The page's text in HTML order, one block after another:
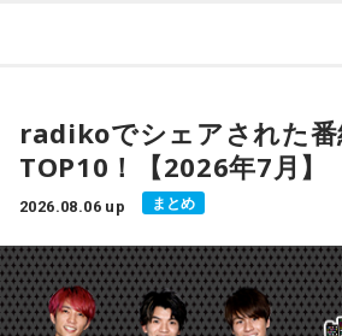
す！
番組Xに、今日のMUSIC MATEの情報
でぜひチェックしてください！
Instagramも毎週更新中！
こちらから
アーティスト：Tulus（トゥルス）
インドネシアを代表するシンガーソン
す。温かみのある歌声、ソウルフルな
響く歌詞によって、インドネシア語が
く聴くことができます。
てみましょう。
- * - * - * - * - * - * - * - * - * - * - * - *
- * - * - * - * - * - * - * - * - * - *
おうし座のアナタ：財布周りを軽くす
かに座のアナタ：冷蔵庫の中や食材を
も。
radikoでシェアされた
TOP10！【2026年7月】
2026.08.06 up まとめ